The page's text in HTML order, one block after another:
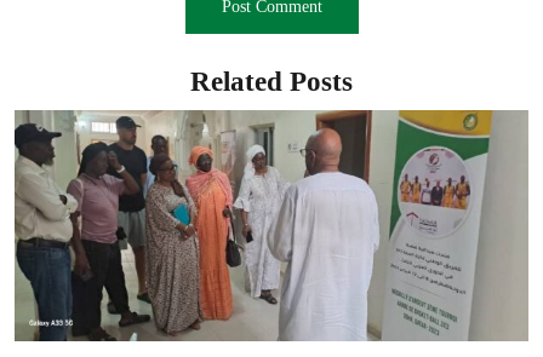
Related Posts